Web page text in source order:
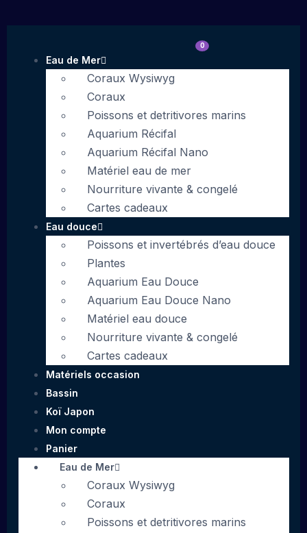
0
Eau de Mer
Coraux Wysiwyg
Coraux
Poissons et detritivores marins
Aquarium Récifal
Aquarium Récifal Nano
Matériel eau de mer
Nourriture vivante & congelé
Cartes cadeaux
Eau douce
Poissons et invertébrés d’eau douce
Plantes
Aquarium Eau Douce
Aquarium Eau Douce Nano
Matériel eau douce
Nourriture vivante & congelé
Cartes cadeaux
Matériels occasion
Bassin
Koï Japon
Mon compte
Panier
Eau de Mer
Coraux Wysiwyg
Coraux
Poissons et detritivores marins